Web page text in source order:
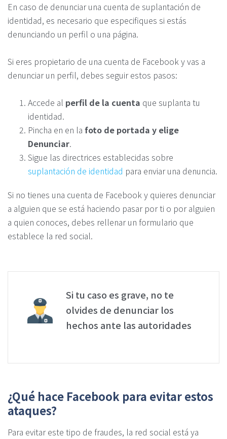
En caso de denunciar una cuenta de suplantación de
identidad, es necesario que especifiques si estás
denunciando un perfil o una página.
Si eres propietario de una cuenta de Facebook y vas a
denunciar un perfil, debes seguir estos pasos:
Accede al perfil de la cuenta que suplanta tu
identidad.
Pincha en en la foto de portada y elige
Denunciar.
Sigue las directrices establecidas sobre
suplantación de identidad para enviar una denuncia.
Si no tienes una cuenta de Facebook y quieres denunciar
a alguien que se está haciendo pasar por ti o por alguien
a quien conoces, debes rellenar un formulario que
establece la red social.
Si tu caso es grave, no te
olvides de denunciar los
hechos ante las autoridades
¿Qué hace Facebook para evitar estos
ataques?
Para evitar este tipo de fraudes, la red social está ya